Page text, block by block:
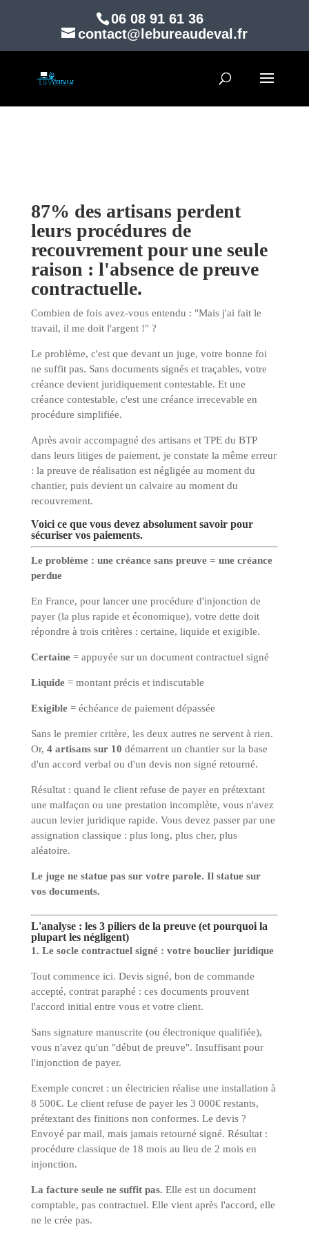
06 08 91 61 36
contact@lebureaudeval.fr
87% des artisans perdent
leurs procédures de
recouvrement pour une seule
raison : l'absence de preuve
contractuelle.
Combien de fois avez-vous entendu : "Mais j'ai fait le
travail, il me doit l'argent !" ?
Le problème, c'est que devant un juge, votre bonne foi
ne suffit pas. Sans documents signés et traçables, votre
créance devient juridiquement contestable. Et une
créance contestable, c'est une créance irrecevable en
procédure simplifiée.
Après avoir accompagné des artisans et TPE du BTP
dans leurs litiges de paiement, je constate la même erreur
: la preuve de réalisation est négligée au moment du
chantier, puis devient un calvaire au moment du
recouvrement.
Voici ce que vous devez absolument savoir pour
sécuriser vos paiements.
Le problème : une créance sans preuve = une créance
perdue
En France, pour lancer une procédure d'injonction de
payer (la plus rapide et économique), votre dette doit
répondre à trois critères : certaine, liquide et exigible.
Certaine= appuyée sur un document contractuel signé
Liquide= montant précis et indiscutable
Exigible= échéance de paiement dépassée
Sans le premier critère, les deux autres ne servent à rien.
Or, 4 artisans sur 10 démarrent un chantier sur la base
d'un accord verbal ou d'un devis non signé retourné.
Résultat : quand le client refuse de payer en prétextant
une malfaçon ou une prestation incomplète, vous n'avez
aucun levier juridique rapide. Vous devez passer par une
assignation classique : plus long, plus cher, plus
aléatoire.
Le juge ne statue pas sur votre parole. Il statue sur
vos documents.
L'analyse : les 3 piliers de la preuve (et pourquoi la
plupart les négligent)
1. Le socle contractuel signé : votre bouclier juridique
Tout commence ici. Devis signé, bon de commande
accepté, contrat paraphé : ces documents prouvent
l'accord initial entre vous et votre client.
Sans signature manuscrite (ou électronique qualifiée),
vous n'avez qu'un "début de preuve". Insuffisant pour
l'injonction de payer.
Exemple concret : un électricien réalise une installation à
8 500€. Le client refuse de payer les 3 000€ restants,
prétextant des finitions non conformes. Le devis ?
Envoyé par mail, mais jamais retourné signé. Résultat :
procédure classique de 18 mois au lieu de 2 mois en
injonction.
La facture seule ne suffit pas. Elle est un document
comptable, pas contractuel. Elle vient après l'accord, elle
ne le crée pas.